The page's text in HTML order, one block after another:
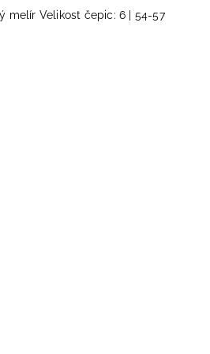
melír Velikost čepic: 6 | 54-57